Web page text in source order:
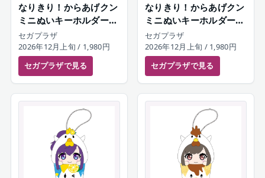
なりきり！からあげクン
ミニぬいキーホルダー
暁山瑞希
セガプラザ
2026年12月上旬 / 1,980円
セガプラザで見る
なりきり！からあげクン
ミニぬいキーホルダー
宵崎奏
セガプラザ
2026年12月上旬 / 1,980円
セガプラザで見る